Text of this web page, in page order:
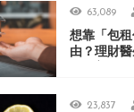
63,089
想靠「包
由？理財
23,837